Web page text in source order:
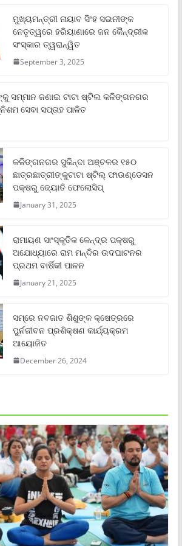
ମୁଖ୍ୟମନ୍ତ୍ରୀ ନାୟାବ ସିଂହ ସଇନୀଙ୍କ
ନେତୃତ୍ୱରେ ହରିୟାଣାରେ ଜନ କୈନ୍ଦ୍ରୀକ
ସଂସ୍କାର ତ୍ୱରାନ୍ୱିତ
September 3, 2025
ସମ୍ମାନ ଜଣାଇ ଟାଟା ଷ୍ଟିଲ କଳିଙ୍ଗନଗର
ସେବା ସପ୍ତାହ ପାଳିତ
କଳିଙ୍ଗନଗର ସୁକିନ୍ଦା ଅଞ୍ଚଳର ୧୫୦
ଛାତ୍ରଛାତ୍ରୀଙ୍କୁଟାଟା ଷ୍ଟିଲ୍ ଫାଉଣ୍ଡେସନ
ପକ୍ଷରୁ ଜ୍ୟୋତି ଫେଲୋସିପ୍‌
January 31, 2025
ରାମାୟଣ ସାଂସ୍କୃତିକ କେନ୍ଦ୍ର ପକ୍ଷରୁ
ଅଯୋଧ୍ୟାରେ ରାମ ମନ୍ଦିର ଉଦଘାଟନର
ପ୍ରଥମ ବାର୍ଷିକୀ ପାଳନ
January 21, 2025
ସମ୍‌ରେ ନବଜାତ ଶିଶୁଙ୍କ କ୍ଷେତ୍ରରେ
ପୁର୍ନଜୀବନ ପ୍ରଶିକ୍ଷଣ କାର୍ଯ୍ୟକ୍ରମ
ଆୟୋଜିତ
December 26, 2024